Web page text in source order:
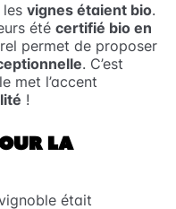
vignes étaient bio.
été certifié bio en
permet de proposer
. C’est
met l’accent
!
LA
était